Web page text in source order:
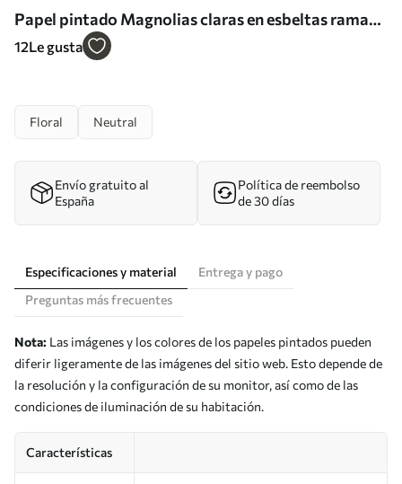
Papel pintado Magnolias claras en esbeltas ramas
beige Nr. a00890
12Le gusta
Floral Neutral
Envío gratuito al
España
Política de reembolso
de 30 días
Especificaciones y material
Entrega y pago
Preguntas más frecuentes
Nota: Las imágenes y los colores de los papeles pintados pueden
diferir ligeramente de las imágenes del sitio web. Esto depende de
la resolución y la configuración de su monitor, así como de las
condiciones de iluminación de su habitación.
Características